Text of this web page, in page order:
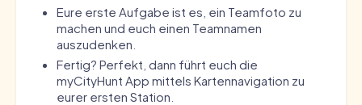
Eure erste Aufgabe ist es, ein Teamfoto zu
machen und euch einen Teamnamen
auszudenken.
Fertig? Perfekt, dann führt euch die
myCityHunt App mittels Kartennavigation zu
eurer ersten Station.